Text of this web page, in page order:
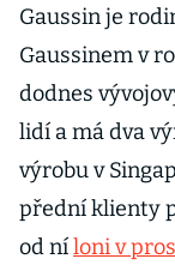
Gaussin je
Gaussinem v
dodnes
lidí a má dva
výrobu v
přední klienty
od níloni v